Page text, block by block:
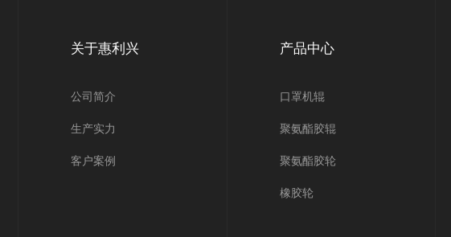
关于惠利兴
公司简介
生产实力
客户案例
产品中心
口罩机辊
聚氨酯胶辊
聚氨酯胶轮
橡胶轮